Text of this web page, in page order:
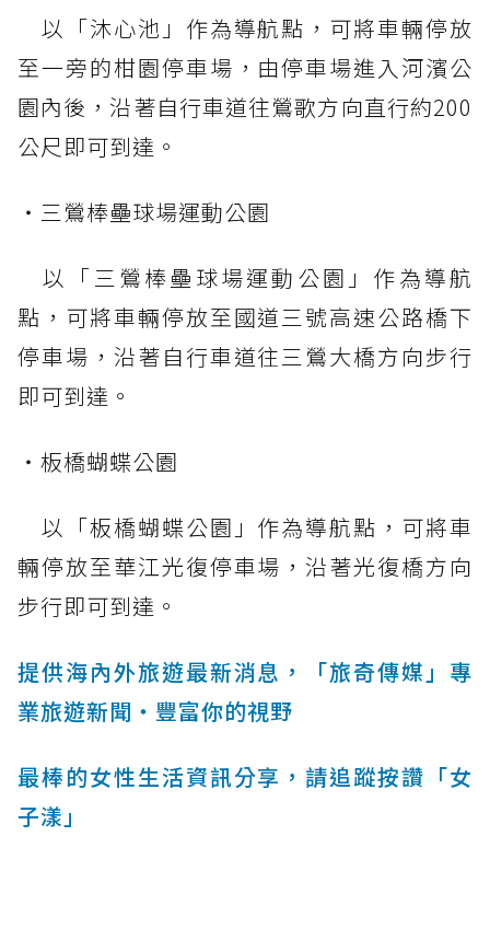
以「沐心池」作為導航點，可將車輛停放
至一旁的柑園停車場，由停車場進入河濱公
園內後，沿著自行車道往鶯歌方向直行約200
公尺即可到達。
・三鶯棒壘球場運動公園
以「三鶯棒壘球場運動公園」作為導航
點，可將車輛停放至國道三號高速公路橋下
停車場，沿著自行車道往三鶯大橋方向步行
即可到達。
・板橋蝴蝶公園
以「板橋蝴蝶公園」作為導航點，可將車
輛停放至華江光復停車場，沿著光復橋方向
步行即可到達。
提供海內外旅遊最新消息，「旅奇傳媒」專
業旅遊新聞‧豐富你的視野
最棒的女性生活資訊分享，請追蹤按讚「女
子漾」